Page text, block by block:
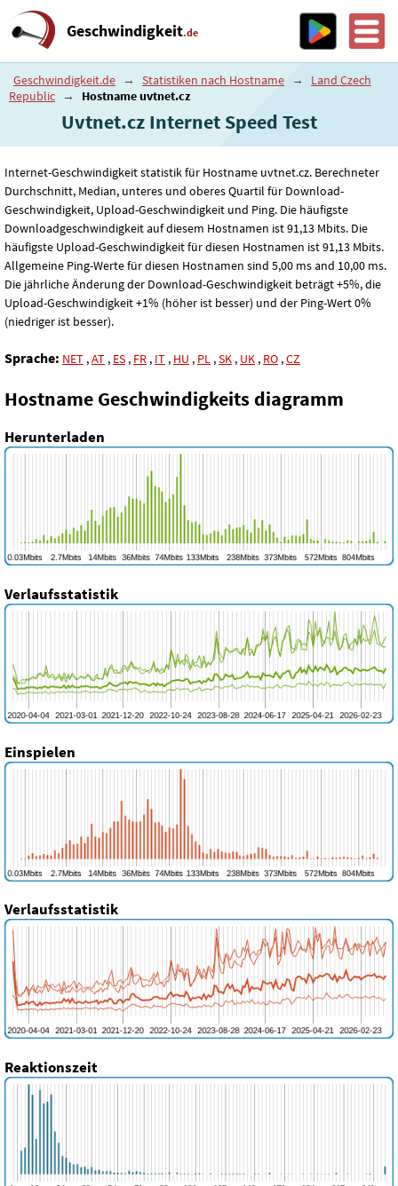
Geschwindigkeit.de
Geschwindigkeit.de → Statistiken nach Hostname →
Land Czech
Republic → Hostname uvtnet.cz
Uvtnet.cz Internet Speed ​​Test
Internet-Geschwindigkeit statistik für Hostname uvtnet.cz. Berechneter
Durchschnitt, Median, unteres und oberes Quartil für Download-
Geschwindigkeit, Upload-Geschwindigkeit und Ping. Die häufigste
Downloadgeschwindigkeit auf diesem Hostnamen ist 91,13 Mbits. Die
häufigste Upload-Geschwindigkeit für diesen Hostnamen ist 91,13 Mbits.
Allgemeine Ping-Werte für diesen Hostnamen sind 5,00 ms and 10,00 ms.
Die jährliche Änderung der Download-Geschwindigkeit beträgt +5%, die
Upload-Geschwindigkeit +1% (höher ist besser) und der Ping-Wert 0%
(niedriger ist besser).
Sprache: NET ,AT , ES , FR , IT , HU , PL ,SK , UK , RO ,CZ
Hostname Geschwindigkeits diagramm
Herunterladen
Verlaufsstatistik
Einspielen
Verlaufsstatistik
Reaktionszeit